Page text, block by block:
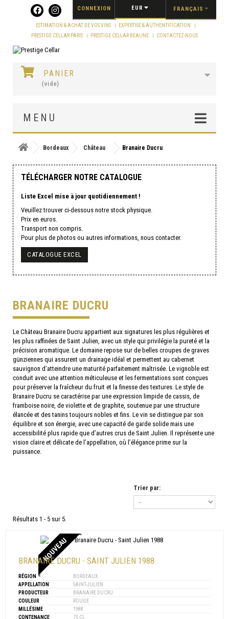
FRANÇAIS
EUR
CONNEXION
ESTIMATION & ACHAT DE VOS VINS
EXPERTISE & AUTHENTIFICATION
PRESTIGE CELLAR PARIS
PRESTIGE CELLAR BEAUNE CONTACTEZ-NOUS
PANIER
(vide)
MENU
Bordeaux Château Branaire Ducru
TÉLÉCHARGER NOTRE CATALOGUE
Liste Excel mise à jour quotidiennement !
Veuillez trouver ci-dessous notre stock physique.
Prix en euros.
Transport non compris.
Pour plus de photos ou autres informations, nous contacter.
CATALOGUE EXCEL
BRANAIRE DUCRU
Le Château Branaire Ducru appartient aux signatures les plus régulières et
les plus raffinées de Saint Julien, avec un style qui privilégie la pureté et la
précision aromatique. Le domaine repose sur de belles croupes de graves
günziennes qui assurent un drainage idéal et permettent au cabernet
sauvignon d’atteindre une maturité parfaitement maîtrisée. Le vignoble est
conduit avec une attention méticuleuse et les fermentations sont conçues
pour préserver la fraîcheur du fruit et la finesse des textures. Le style de
Branaire Ducru se caractérise par une expression limpide de cassis, de
framboise noire, de violette et de graphite, soutenue par une structure
élancée et des tanins toujours nobles et fins. Le vin se distingue par son
équilibre et son énergie, avec une capacité de garde solide mais une
accessibilité plus rapide que d’autres crus de Saint Julien. Il représente une
vision claire et délicate de l’appellation, où l’élégance prime sur la
puissance.
Trier par:
Résultats 1 - 5 sur 5.
NOUVEAU
BRANAIRE DUCRU - SAINT JULIEN 1988
RÉGION
BORDEAUX
APPELLATION
SAINT-JULIEN
PRODUCTEUR
BRANAIRE DUCRU
COULEUR
ROUGE
MILLÉSIME
1988
CONTENANCE
75 CL
Panneau de gestion des cookies